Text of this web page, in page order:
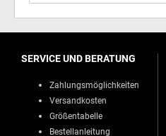
SERVICE UND BERATUNG
Zahlungsmöglichkeiten
Versandkosten
Größentabelle
Bestellanleitung